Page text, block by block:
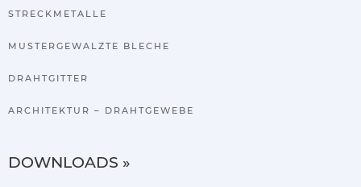
STRECKMETALLE
MUSTERGEWALZTE BLECHE
DRAHTGITTER
ARCHITEKTUR – DRAHTGEWEBE
DOWNLOADS »